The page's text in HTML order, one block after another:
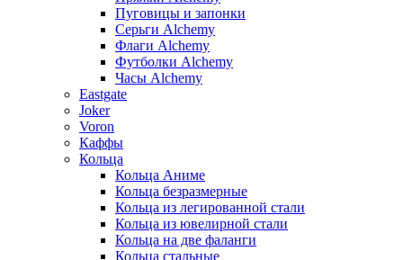
Пуговицы и запонки
Серьги Alchemy
Флаги Alchemy
Футболки Alchemy
Часы Alchemy
Eastgate
Joker
Voron
Каффы
Кольца
Кольца Аниме
Кольца безразмерные
Кольца из легированной стали
Кольца из ювелирной стали
Кольца на две фаланги
Кольца стальные